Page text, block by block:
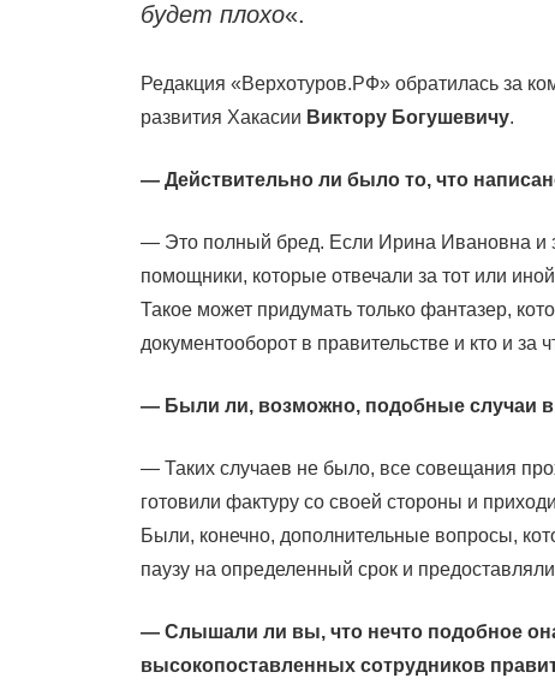
будет плохо«.
Редакция «Верхотуров.РФ» обратилась за
развития Хакасии Виктору Богушевичу.
— Действительно ли было то, что
— Это полный бред. Если Ирина Ивановна и
помощники, которые отвечали за тот или
Такое может придумать только фантазер,
документооборот в правительстве и кто и за
— Были ли, возможно, подобные случаи
— Таких случаев не было, все совещания
готовили фактуру со своей стороны и
Были, конечно, дополнительные вопросы,
паузу на определенный срок и
— Слышали ли вы, что нечто подобное
высокопоставленных сотрудников